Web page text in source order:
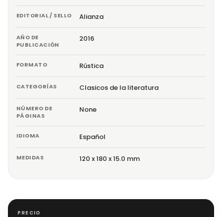
EDITORIAL / SELLO Alianza
AÑO DE
PUBLICACIÓN
2016
FORMATO Rústica
CATEGORÍAS Clasicos de la literatura
NÚMERO DE
PÁGINAS
None
IDIOMA Español
MEDIDAS 120 x 180 x 15.0 mm
PRECIO